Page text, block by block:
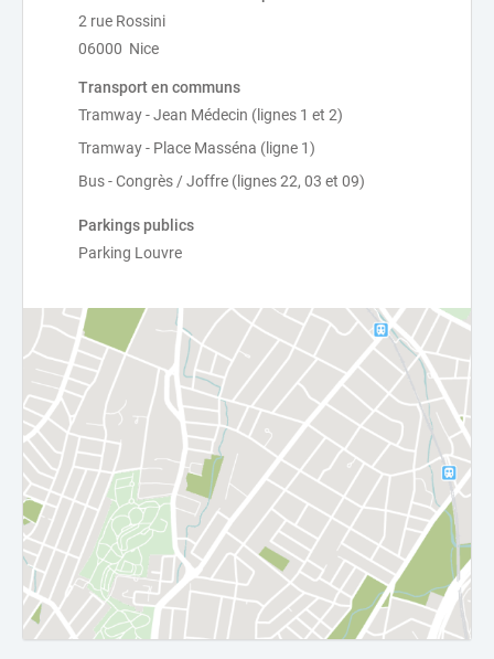
2 rue Rossini
06000 Nice
Transport en communs
Tramway - Jean Médecin (lignes 1 et 2)
Tramway - Place Masséna (ligne 1)
Bus - Congrès / Joffre (lignes 22, 03 et 09)
Parkings publics
Parking Louvre